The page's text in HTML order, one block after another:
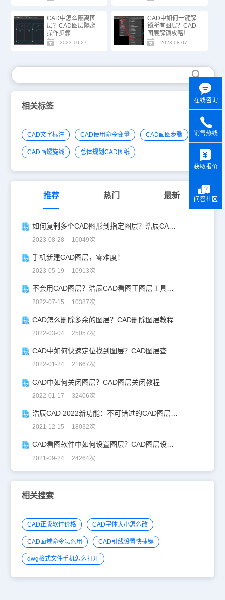
CAD中怎么隔离图
层？CAD图层隔离
操作步骤
2023-10-27
CAD中如何一键解
锁所有图层？CAD
图层解锁攻略！
2023-08-07
相关标签
CAD文字标注 CAD使用命令变量 CAD画图步骤
CAD画螺旋线 总体规划CAD图纸
推荐 热门 最新
如何复制多个CAD图形到指定图层？浩辰CAD教你一步搞定！
2023-08-28 10049次
手机新建CAD图层，零难度！
2023-05-19 10913次
不会用CAD图层？浩辰CAD看图王图层工具使用攻略来啦！
2022-07-15 10387次
CAD怎么删除多余的图层？CAD删除图层教程
2022-03-04 25057次
CAD中如何快速定位找到图层？CAD图层查找技巧
2022-01-24 21667次
CAD中如何关闭图层？CAD图层关闭教程
2022-01-17 32406次
浩辰CAD 2022新功能：不可错过的CAD图层设置技巧！
2021-12-15 18032次
CAD看图软件中如何设置图层？CAD图层设置技巧
2021-09-24 24264次
相关搜索
CAD正版软件价格 CAD字体大小怎么改
CAD面域命令怎么用 CAD引线设置快捷键
dwg格式文件手机怎么打开
在线咨询
销售热线
获取报价
问答社区